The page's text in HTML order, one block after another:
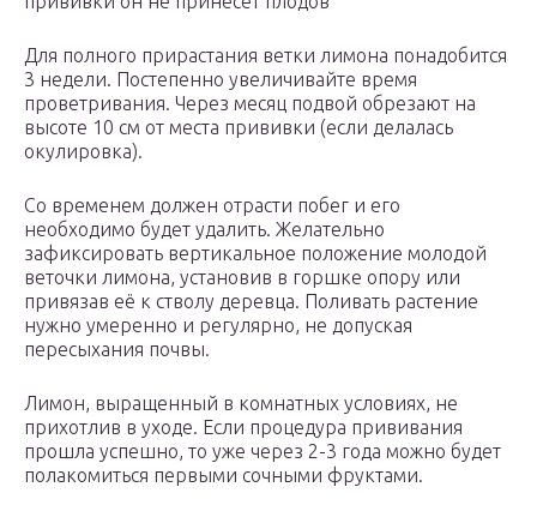
Для полного прирастания ветки лимона понадобится
3 недели. Постепенно увеличивайте время
проветривания. Через месяц подвой обрезают на
высоте 10 см от места прививки (если делалась
окулировка).
Со временем должен отрасти побег и его
необходимо будет удалить. Желательно
зафиксировать вертикальное положение молодой
веточки лимона, установив в горшке опору или
привязав её к стволу деревца. Поливать растение
нужно умеренно и регулярно, не допуская
пересыхания почвы.
Лимон, выращенный в комнатных условиях, не
прихотлив в уходе. Если процедура прививания
прошла успешно, то уже через 2-3 года можно будет
полакомиться первыми сочными фруктами.